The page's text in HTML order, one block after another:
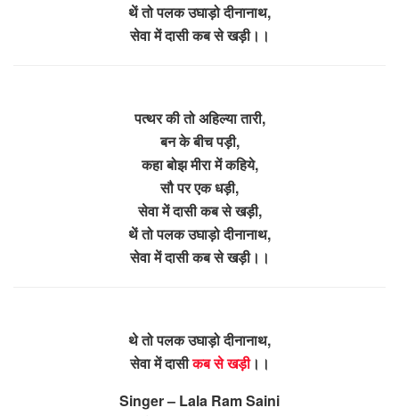
थें तो पलक उघाड़ो दीनानाथ,
सेवा में दासी कब से खड़ी।।
पत्थर की तो अहिल्या तारी,
बन के बीच पड़ी,
कहा बोझ मीरा में कहिये,
सौ पर एक धड़ी,
सेवा में दासी कब से खड़ी,
थें तो पलक उघाड़ो दीनानाथ,
सेवा में दासी कब से खड़ी।।
थे तो पलक उघाड़ो दीनानाथ,
सेवा में दासीकब से खड़ी।।
Singer – Lala Ram Saini